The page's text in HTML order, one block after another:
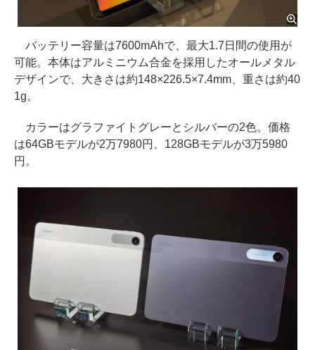
バッテリー容量は7600mAhで、最大1.7日間の使用が
可能。本体はアルミニウム合金を採用したオールメタル
デザインで、大きさは約148×226.5×7.4mm、重さは約40
1g。
カラーはグラファイトグレーとシルバーの2色。価格
は64GBモデルが2万7980円、128GBモデルが3万5980
円。